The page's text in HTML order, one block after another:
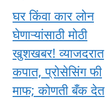
घर किंवा कार लोन
घेणाऱ्यांसाठी मोठी
खुशखबर! व्याजदरात
कपात, प्रोसेसिंग फी
माफ; कोणती बँक देत